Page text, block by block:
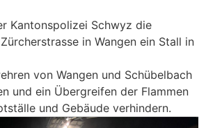
Kantonspolizei Schwyz die
in Wangen ein Stall in
von Wangen und Schübelbach
und ein Übergreifen der Flammen
und Gebäude verhindern.